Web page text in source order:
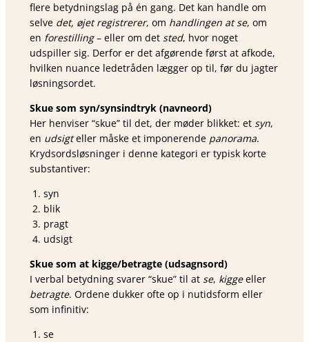
flere betydningslag på én gang. Det kan handle om
selve det, øjet registrerer, om handlingen at se, om
en forestilling– eller om det sted, hvor noget
udspiller sig. Derfor er det afgørende først at afkode,
hvilken nuance ledetråden lægger op til, før du jagter
løsningsordet.
Skue som syn/synsindtryk (navneord)
Her henviser “skue” til det, der møder blikket: et syn,
en udsigteller måske et imponerende panorama.
Krydsordsløsninger i denne kategori er typisk korte
substantiver:
syn
blik
pragt
udsigt
Skue som at kigge/betragte (udsagnsord)
I verbal betydning svarer “skue” til at se, kiggeeller
betragte. Ordene dukker ofte op i nutidsform eller
som infinitiv:
se